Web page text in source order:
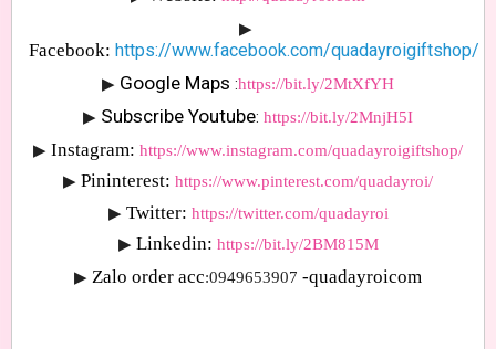
▶
Facebook: https://www.facebook.com/quadayroigiftshop/
▶ Google Maps :https://bit.ly/2MtXfYH
▶ Subscribe Youtube: https://bit.ly/2MnjH5I
▶ Instagram: https://www.instagram.com/quadayroigiftshop/
▶ Pininterest: https://www.pinterest.com/quadayroi/
▶ Twitter: https://twitter.com/quadayroi
▶ Linkedin: https://bit.ly/2BM815M
▶ Zalo order acc:0949653907 -quadayroicom